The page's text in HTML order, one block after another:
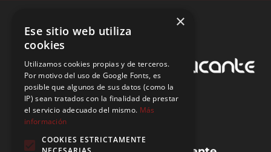
×
Ese sitio web utiliza
cookies
Utilizamos cookies propias y de terceros.
Por motivo del uso de Google Fonts, es
posible que algunos de sus datos (como la
IP) sean tratados con la finalidad de prestar
el servicio adecuado del mismo. Más
información
COOKIES ESTRICTAMENTE